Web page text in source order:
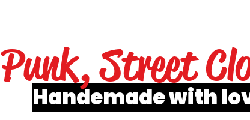
Handemade with
Punk, Street